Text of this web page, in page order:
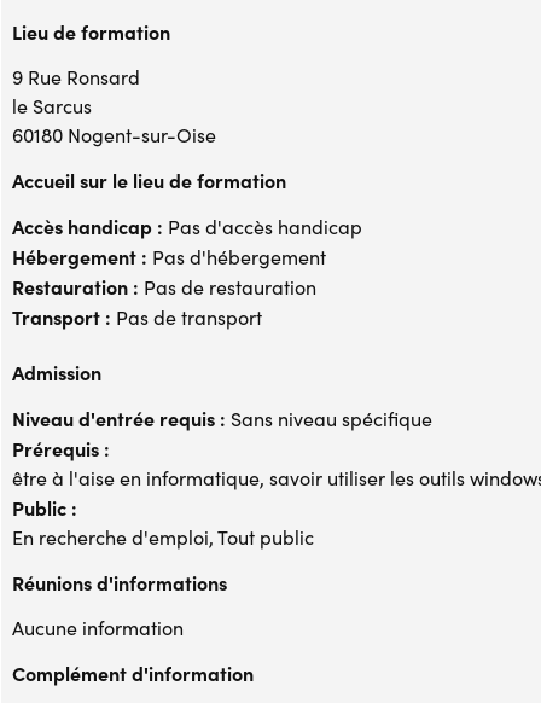
Lieu de formation
9 Rue Ronsard
le Sarcus
60180 Nogent-sur-Oise
Accueil sur le lieu de formation
Accès handicap : Pas d'accès handicap
Hébergement : Pas d'hébergement
Restauration : Pas de restauration
Transport : Pas de transport
Admission
Niveau d'entrée requis : Sans niveau spécifique
Prérequis :
être à l'aise en informatique, savoir utiliser les outils
Public :
En recherche d'emploi, Tout public
Réunions d'informations
Aucune information
Complément d'information